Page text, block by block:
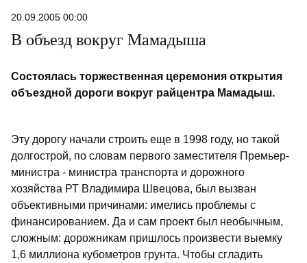
20.09.2005 00:00
В объезд вокруг Мамадыша
Состоялась торжественная церемония открытия
объездной дороги вокруг райцентра Мамадыш.
Эту дорогу начали строить еще в 1998 году, но такой
долгострой, по словам первого заместителя Премьер-
министра - министра транспорта и дорожного
хозяйства РТ Владимира Швецова, был вызван
объективными причинами: имелись проблемы с
финансированием. Да и сам проект был необычным,
сложным: дорожникам пришлось произвести выемку
1,6 миллиона кубометров грунта. Чтобы сгладить